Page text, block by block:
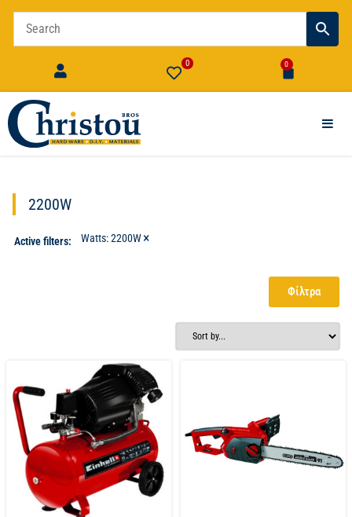
0 0
2200W
Active filters: Watts:2200W×
Φίλτρα